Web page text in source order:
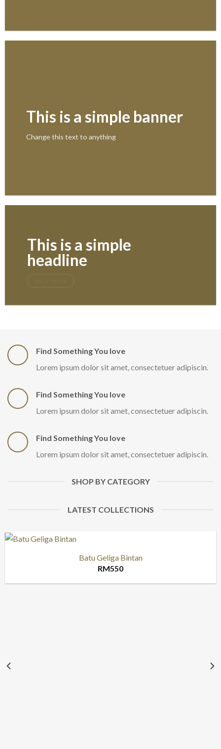
This is a simple banner
Change this text to anything
This is a simple
headline
Find Something You love
Lorem ipsum dolor sit amet, consectetuer adipiscin.
Find Something You love
Lorem ipsum dolor sit amet, consectetuer adipiscin.
Find Something You love
Lorem ipsum dolor sit amet, consectetuer adipiscin.
SHOP BY CATEGORY
LATEST COLLECTIONS
Batu Geliga Bintan
RM550